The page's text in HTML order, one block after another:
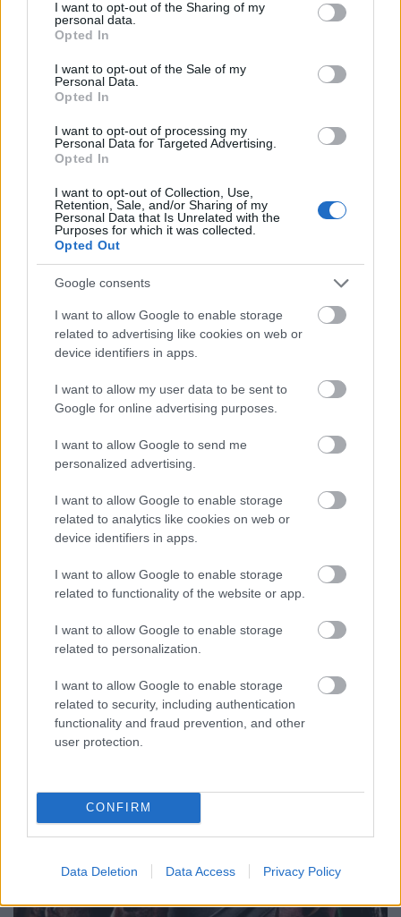
not limited to your visit or usage behaviour. You may click to
grant or deny consent to Google and its third-party tags to
use your data for below specified purposes in below Google
consent section.
I want to opt-out of the Sharing of my
personal data.
Opted In
I want to opt-out of the Sale of my
Personal Data.
Opted In
I want to opt-out of processing my
Personal Data for Targeted Advertising.
Opted In
I want to opt-out of Collection, Use,
Retention, Sale, and/or Sharing of my
Personal Data that Is Unrelated with the
Purposes for which it was collected.
Opted Out
Google consents
I want to allow Google to enable storage
related to advertising like cookies on web or
device identifiers in apps.
I want to allow my user data to be sent to
Google for online advertising purposes.
I want to allow Google to send me
personalized advertising.
I want to allow Google to enable storage
related to analytics like cookies on web or
device identifiers in apps.
I want to allow Google to enable storage
related to functionality of the website or app.
I want to allow Google to enable storage
related to personalization.
I want to allow Google to enable storage
related to security, including authentication
functionality and fraud prevention, and other
user protection.
CONFIRM
Data Deletion Data Access Privacy Policy
szinkronhangok: bohém rapszódia
Takács Máté•2018. október 26.
Egy fajta csodaként már ma meg lehet tekinteni a
bizonyos Queen-, vagy inkább Freddie Mercury-
filmet premier előtt, ráadásul kedvezményes
jegyáron. November 1-jétől pedig teljes arzenállal
lehet a végére járni, mi lett a főszereplő
szinkroncastingjának eredménye - vagy pedig
szinkronhangok: húzós éjszaka az el
royale-ban
Takács Máté 2018. október 10.
Hét idegen, hét titok, hét szinkronhang, majdnem két
és fél óra. Aki inkább olvasná, feliratos verziót lelhet